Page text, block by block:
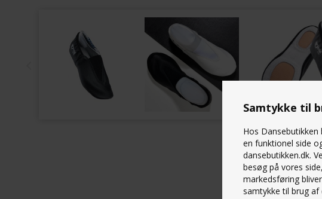
Samtykke til
Hos
en funktionel side
dansebutikken.dk.
besøg på vores
markedsføring
samtykke til brug af